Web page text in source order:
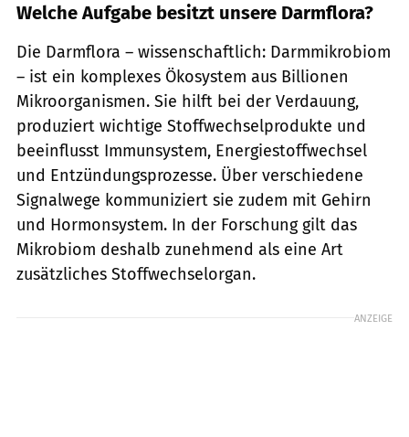
Welche Aufgabe besitzt unsere Darmflora?
Die Darmflora – wissenschaftlich: Darmmikrobiom
– ist ein komplexes Ökosystem aus Billionen
Mikroorganismen. Sie hilft bei der Verdauung,
produziert wichtige Stoffwechselprodukte und
beeinflusst Immunsystem, Energiestoffwechsel
und Entzündungsprozesse. Über verschiedene
Signalwege kommuniziert sie zudem mit Gehirn
und Hormonsystem. In der Forschung gilt das
Mikrobiom deshalb zunehmend als eine Art
zusätzliches Stoffwechselorgan.
ANZEIGE